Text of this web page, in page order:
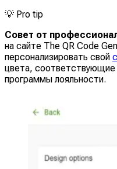
💡 Pro tip
Совет от
на сайте The QR Code
персонализировать свой
цвета,
программы лояльности.